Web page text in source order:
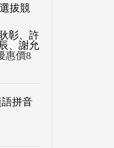
拔競
彰、許
、謝允
惠價8
拼音